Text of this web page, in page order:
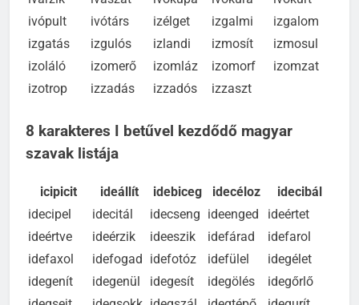
ivarzik
ivászat ivókupa ivókúra
ivókürt
ivópult
ivótárs izélget izgalmi
izgalom
izgatás
izgulós izlandi izmosít
izmosul
izoláló
izomerő izomláz izomorf
8 karakteres I betűvel kezdődő magyar
icipicit ideállít idebiceg idecéloz
idecibál
idecipel
idecitál idecseng ideenged
ideértet
ideértve
ideérzik ideeszik idefárad
idefarol
idefaxol
idefogad idefotóz idefülel
idegélet
idegenít
idegenül idegesít idegölés
idegőrlő